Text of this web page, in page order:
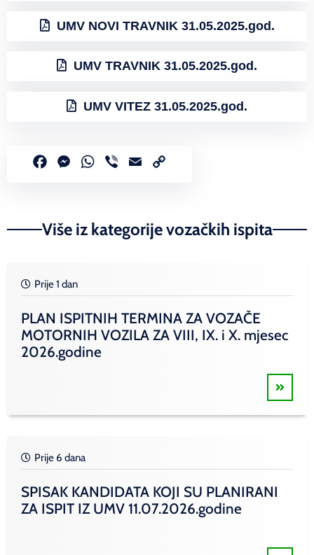
UMV NOVI TRAVNIK 31.05.2025.god.
UMV TRAVNIK 31.05.2025.god.
UMV VITEZ 31.05.2025.god.
FacebookMessenger
WhatsApp
Viber Email
Više iz kategorije vozačkih ispita
Prije 1 dan
PLAN ISPITNIH TERMINA ZA VOZAČE
MOTORNIH VOZILA ZA VIII, IX. i X. mjesec
2026.godine
Prije 6 dana
SPISAK KANDIDATA KOJI SU PLANIRANI
ZA ISPIT IZ UMV 11.07.2026.godine